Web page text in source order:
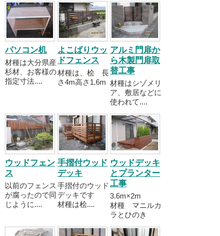
パソコン机
材種は大分県産
杉材、お客様の
指定寸法....
よこばりウッ
ドフェンス
材種は、桧 長
さ4m高さ1.6m
アルミ門扉か
ら木製門扉取
替工事
材種はシゾメリ
ア、敷居などに
使われて....
ウッドフェン
ス
以前のフェンス
が腐ったので同
じように....
手摺付ウッド
デッキ
手摺付のウッド
デッキです
材種は桧....
ウッドデッキ
とプランター
工事
3.6m×2m
材種 マニルカ
ラとひのき